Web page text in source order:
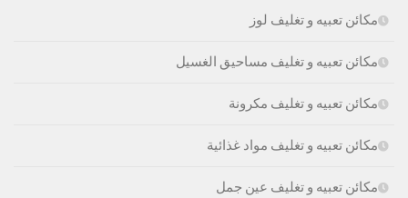
مكائن تعبيه و تغليف لوز
مكائن تعبيه و تغليف مساحيق الغسيل
مكائن تعبيه و تغليف مكرونة
مكائن تعبيه و تغليف مواد غذائية
مكائن تعبيه و تغليف عين جمل